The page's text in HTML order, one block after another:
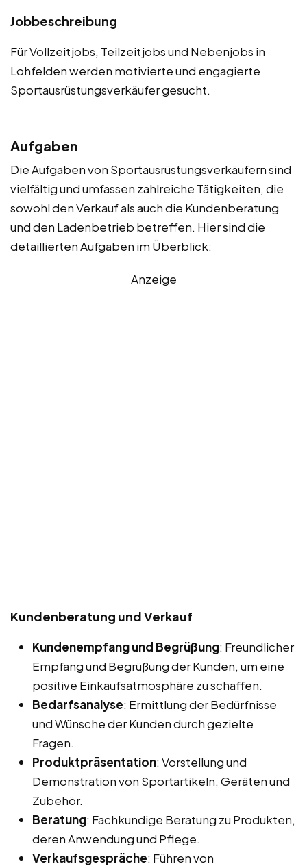
Jobbeschreibung
Für Vollzeitjobs, Teilzeitjobs und Nebenjobs in
Lohfelden werden motivierte und engagierte
Sportausrüstungsverkäufer gesucht.
Aufgaben
Die Aufgaben von Sportausrüstungsverkäufern sind
vielfältig und umfassen zahlreiche Tätigkeiten, die
sowohl den Verkauf als auch die Kundenberatung
und den Ladenbetrieb betreffen. Hier sind die
detaillierten Aufgaben im Überblick:
Anzeige
Kundenberatung und Verkauf
Kundenempfang und Begrüßung: Freundlicher
Empfang und Begrüßung der Kunden, um eine
positive Einkaufsatmosphäre zu schaffen.
Bedarfsanalyse: Ermittlung der Bedürfnisse
und Wünsche der Kunden durch gezielte
Fragen.
Produktpräsentation: Vorstellung und
Demonstration von Sportartikeln, Geräten und
Zubehör.
Beratung: Fachkundige Beratung zu Produkten,
deren Anwendung und Pflege.
Verkaufsgespräche: Führen von